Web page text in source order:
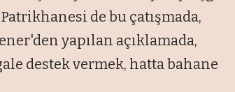
de bu çatışmada,
yapılan açıklamada,
destek vermek, hatta bahane